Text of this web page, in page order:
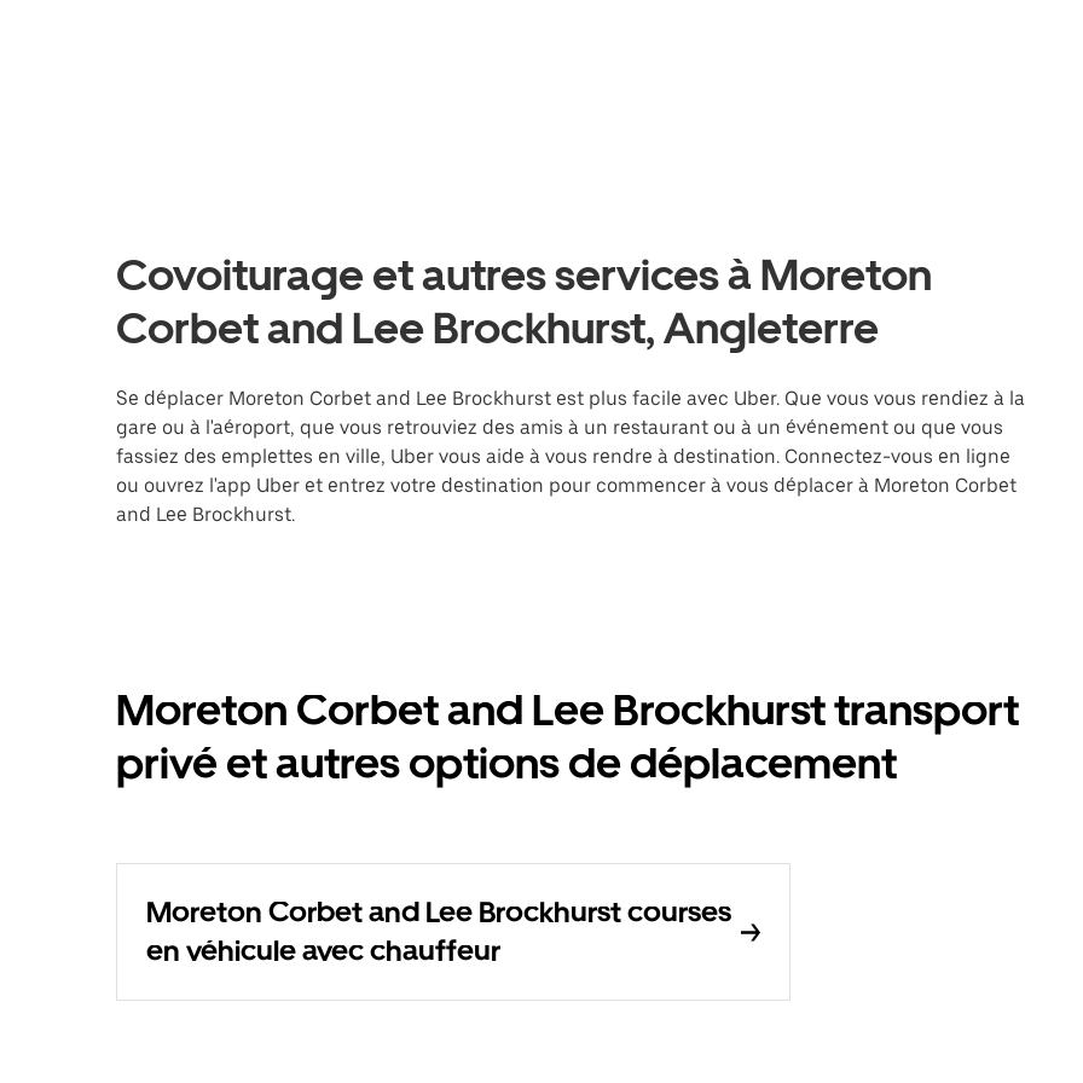
Covoiturage et autres services à Moreton
Corbet and Lee Brockhurst, Angleterre
Se déplacer Moreton Corbet and Lee Brockhurst est plus facile avec Uber. Que vous vous rendiez à la
gare ou à l'aéroport, que vous retrouviez des amis à un restaurant ou à un événement ou que vous
fassiez des emplettes en ville, Uber vous aide à vous rendre à destination. Connectez-vous en ligne
ou ouvrez l'app Uber et entrez votre destination pour commencer à vous déplacer à Moreton Corbet
and Lee Brockhurst.
Moreton Corbet and Lee Brockhurst transport
privé et autres options de déplacement
Moreton Corbet and Lee Brockhurst courses
en véhicule avec chauffeur